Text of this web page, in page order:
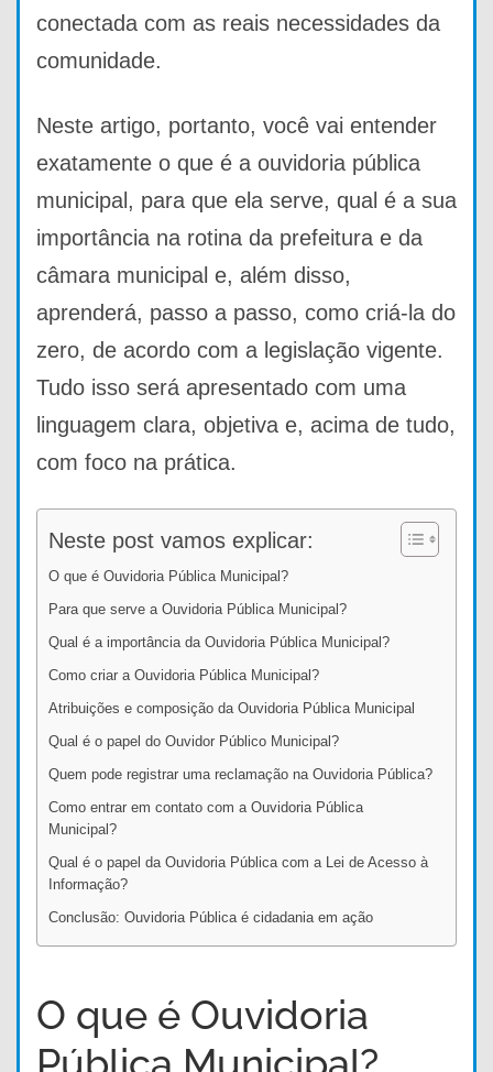
conectada com as reais necessidades da
comunidade.
Neste artigo, portanto, você vai entender
exatamente o que é a ouvidoria pública
municipal, para que ela serve, qual é a sua
importância na rotina da prefeitura e da
câmara municipal e, além disso,
aprenderá, passo a passo, como criá-la do
zero, de acordo com a legislação vigente.
Tudo isso será apresentado com uma
linguagem clara, objetiva e, acima de tudo,
com foco na prática.
Neste post vamos explicar:
O que é Ouvidoria Pública Municipal?
Para que serve a Ouvidoria Pública Municipal?
Qual é a importância da Ouvidoria Pública Municipal?
Como criar a Ouvidoria Pública Municipal?
Atribuições e composição da Ouvidoria Pública Municipal
Qual é o papel do Ouvidor Público Municipal?
Quem pode registrar uma reclamação na Ouvidoria Pública?
Como entrar em contato com a Ouvidoria Pública
Municipal?
Qual é o papel da Ouvidoria Pública com a Lei de Acesso à
Informação?
Conclusão: Ouvidoria Pública é cidadania em ação
O que é Ouvidoria